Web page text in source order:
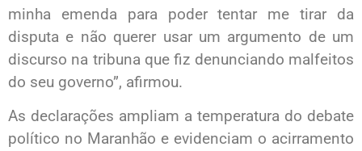
minha emenda para poder tentar me tirar da
disputa e não querer usar um argumento de um
discurso na tribuna que fiz denunciando malfeitos
do seu governo”, afirmou.
As declarações ampliam a temperatura do debate
político no Maranhão e evidenciam o acirramento